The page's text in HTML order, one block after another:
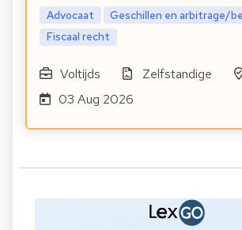
Advocaat
Geschillen en arbitrage/
Fiscaal recht
Voltijds Zelfstandige
03 Aug 2026